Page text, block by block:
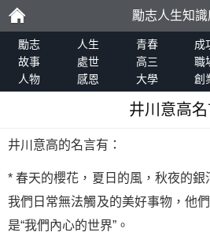
勵
志
勵志人生知識
勵志 人生 青春 成
故事
處世 高三 職
人物
感恩 大學 創
井川意高
井川意高的名言有：
* 春天的櫻花，夏日的風，秋夜的
我們日常無法觸及的美好事物，他
是“我們內心的世界”。